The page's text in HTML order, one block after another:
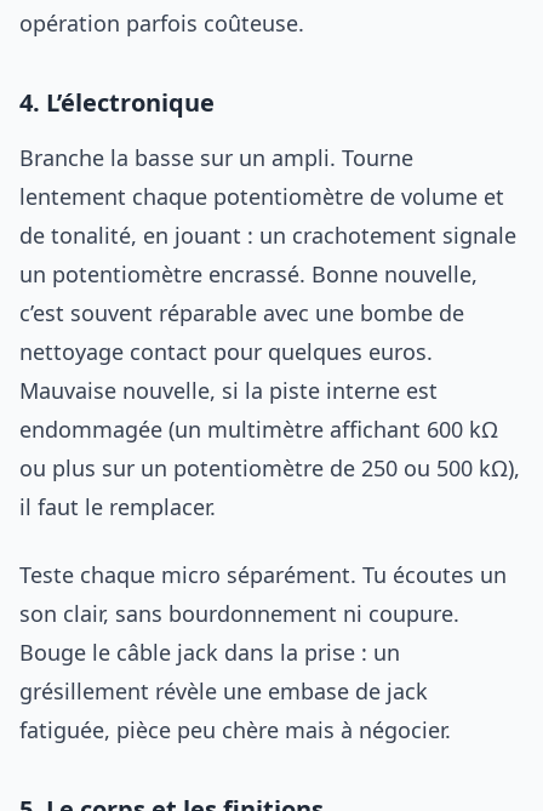
opération parfois coûteuse.
4. L’électronique
Branche la basse sur un ampli. Tourne
lentement chaque potentiomètre de volume et
de tonalité, en jouant : un crachotement signale
un potentiomètre encrassé. Bonne nouvelle,
c’est souvent réparable avec une bombe de
nettoyage contact pour quelques euros.
Mauvaise nouvelle, si la piste interne est
endommagée (un multimètre affichant 600 kΩ
ou plus sur un potentiomètre de 250 ou 500 kΩ),
il faut le remplacer.
Teste chaque micro séparément. Tu écoutes un
son clair, sans bourdonnement ni coupure.
Bouge le câble jack dans la prise : un
grésillement révèle une embase de jack
fatiguée, pièce peu chère mais à négocier.